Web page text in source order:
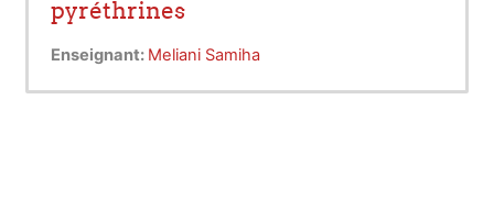
pyréthrines
Enseignant: Meliani Samiha